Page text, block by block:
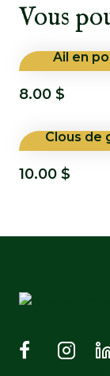
Vous
Ail en
8.00 $
Clous de
10.00 $